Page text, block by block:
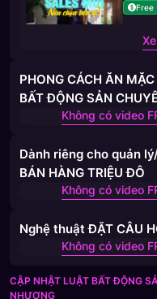
Free
PHONG CÁCH ĂN
BẤT ĐỘNG SẢN
Không có video
Dành riêng cho quản
BÁN HÀNG TRIỆU ĐÔ
Không có video
Nghệ thuật ĐẶT CÂU
Không có video
CẬP NHẬT LUẬT BẤT ĐỘNG
NHƯỢNG